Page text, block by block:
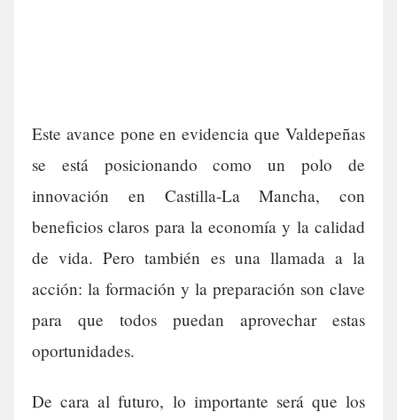
Este avance pone en evidencia que Valdepeñas
se está posicionando como un polo de
innovación en Castilla-La Mancha, con
beneficios claros para la economía y la calidad
de vida. Pero también es una llamada a la
acción: la formación y la preparación son clave
para que todos puedan aprovechar estas
oportunidades.
De cara al futuro, lo importante será que los